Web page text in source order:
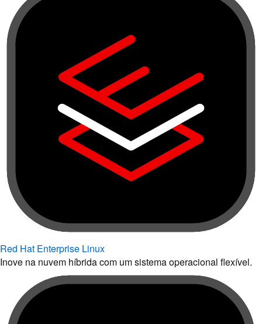
Red Hat Enterprise Linux
Inove na nuvem híbrida com um sistema operacional flexível.